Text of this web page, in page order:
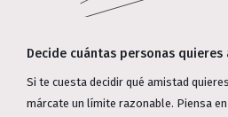
Decide cuántas personas quieres
Si te cuesta decidir qué amistad
márcate un límite razonable. Piensa